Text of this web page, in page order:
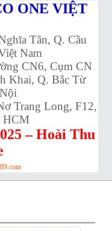
ONE VIỆT
Tân, Q. Cầu
Nam
CN6, Cụm CN
Khai, Q. Bắc Từ
Trang Long, F12,
HCM
– Hoài Thu